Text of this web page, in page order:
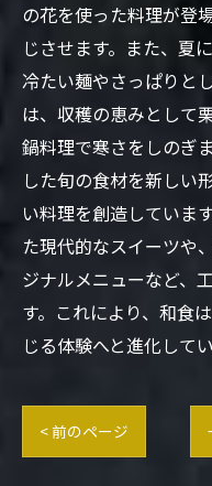
の花を使った料理が登
じさせます。また、夏
冷たい麺やさっぱりと
は、収穫の恵みとして
鍋料理で寒さをしのぎ
した旬の食材を新しい
い料理を創造していま
た現代的なスイーツや
ジナルメニューなど、
す。これにより、和食
じる体験へと進化してい
< 前のページ